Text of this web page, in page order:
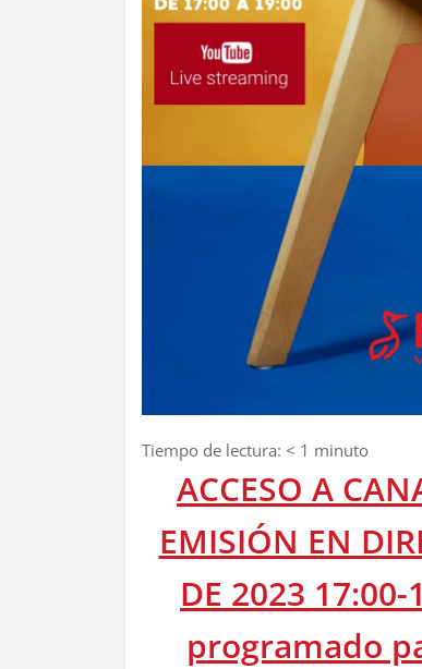
Tiempo de lectura: < 1 minuto
ACCESO A
EMISIÓN EN
DE 2023
programado